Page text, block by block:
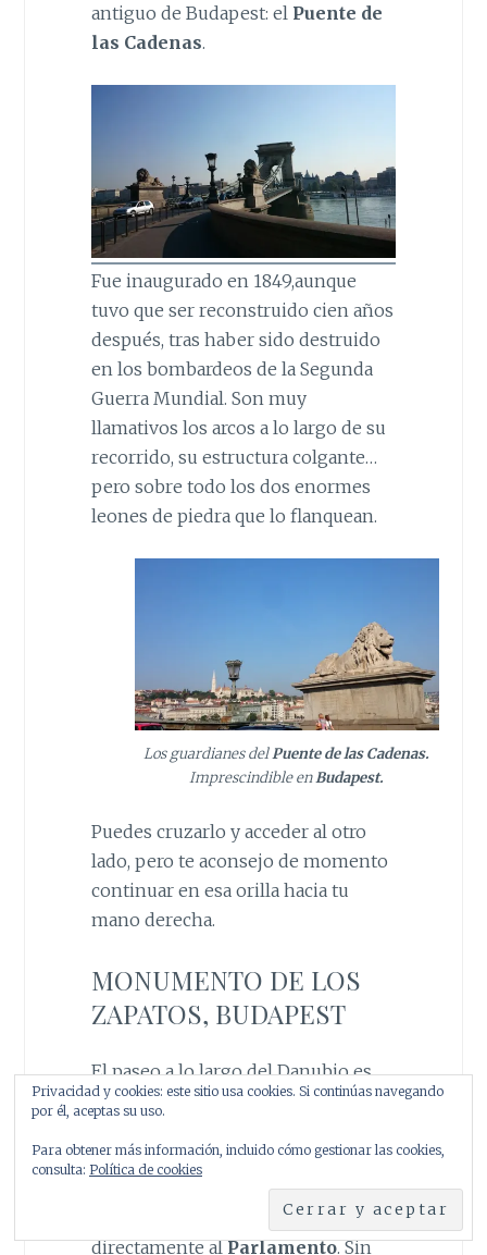
antiguo de Budapest: el Puente de
las Cadenas.
Fue inaugurado en 1849,aunque
tuvo que ser reconstruido cien años
después, tras haber sido destruido
en los bombardeos de la Segunda
Guerra Mundial. Son muy
llamativos los arcos a lo largo de su
recorrido, su estructura colgante…
pero sobre todo los dos enormes
leones de piedra que lo flanquean.
Los guardianes delPuente de las Cadenas.
Imprescindible enBudapest.
Puedes cruzarlo y acceder al otro
lado, pero te aconsejo de momento
continuar en esa orilla hacia tu
mano derecha.
MONUMENTO DE LOS
ZAPATOS, BUDAPEST
El paseo a lo largo del Danubio es
precioso. Desde esa situación
todas las construcciones de la parte
de enfrente, del tráfico de sus
aguas… y tus pasos te llevarán
directamente alParlamento. Sin
Privacidad y cookies: este sitio usa cookies. Si continúas navegando
por él, aceptas su uso.
Para obtener más información, incluido cómo gestionar las cookies,
consulta: Política de cookies